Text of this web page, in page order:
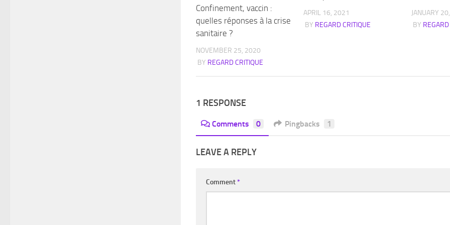
Confinement, vaccin :
quelles réponses à la crise
sanitaire ?
NOVEMBER 25, 2020
BY REGARD CRITIQUE
APRIL 16, 2021
BY REGARD CRITIQUE
JANUARY
BY
1 RESPONSE
Comments 0 Pingbacks 1
LEAVE A REPLY
Comment*